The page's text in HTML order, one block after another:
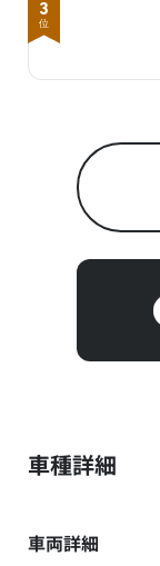
3
位
車種詳細
車両詳細